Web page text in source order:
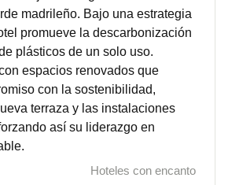
madrileño. Bajo una estrategia
promueve la descarbonización
plásticos de un solo uso.
espacios renovados que
con la sostenibilidad,
terraza y las instalaciones
así su liderazgo en
Hoteles con encanto